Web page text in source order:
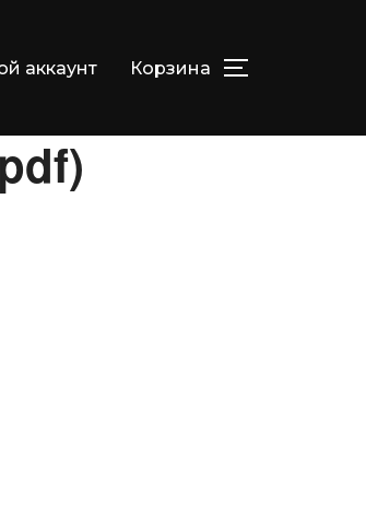
аккаунт Корзина